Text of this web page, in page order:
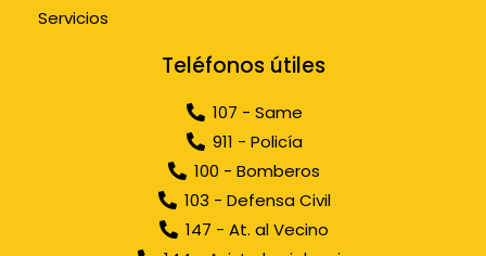
Servicios
Teléfonos útiles
107 - Same
911 - Policía
100 - Bomberos
103 - Defensa Civil
147 - At. al Vecino